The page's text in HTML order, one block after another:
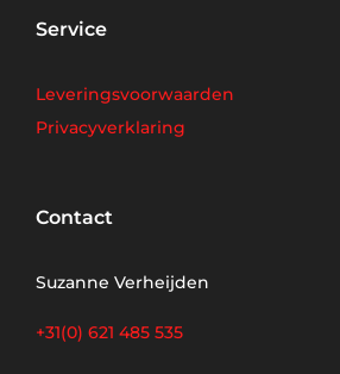
Service
Leveringsvoorwaarden
Privacyverklaring
Contact
Suzanne Verheijden
+31(0) 621 485 535